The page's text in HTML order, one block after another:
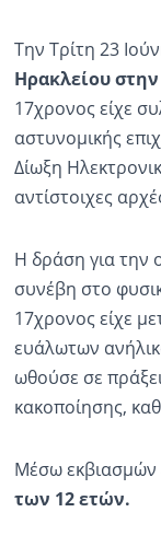
Την Τρίτη 23
Ηρακλείου
17χρονος είχε
αστυνομικής
Δίωξη
αντίστοιχες
Η δράση για την
συνέβη στο
17χρονος είχε
ευάλωτων
ωθούσε σε
κακοποίησης,
Μέσω εκβιασμών
των 12 ετών.